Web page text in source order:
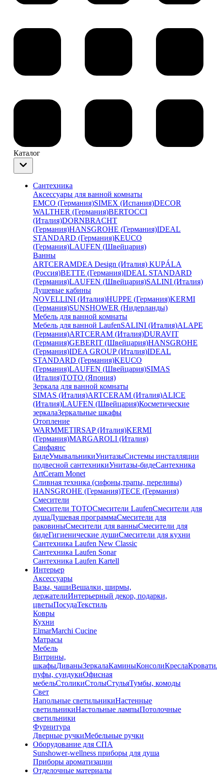
Каталог
Сантехника
Аксессуары для ванной комнаты
EMCO (Германия)SIMEX (Испания)DECOR
WALTHER (Германия)BERTOCCI
(Италия)DORNBRACHT
(Германия)HANSGROHE (Германия)IDEAL
STANDARD (Германия)KEUCO
(Германия)LAUFEN (Швейцария)
Ванны
ARTCERAMDEA Design (Италия) KUPÁLA
(Россия)BETTE (Германия)IDEAL STANDARD
(Германия)LAUFEN (Швейцария)SALINI (Италия)
Душевые кабины
NOVELLINI (Италия)HUPPE (Германия)KERMI
(Германия)SUNSHOWER (Нидерланды)
Мебель для ванной комнаты
Мебель для ванной LaufenSALINI (Италия)ALAPE
(Германия)ARTCERAM (Италия)DURAVIT
(Германия)GEBERIT (Швейцария)HANSGROHE
(Германия)IDEA GROUP (Италия)IDEAL
STANDARD (Германия)KEUCO
(Германия)LAUFEN (Швейцария)SIMAS
(Италия)TOTO (Япония)
Зеркала для ванной комнаты
SIMAS (Италия)ARTCERAM (Италия)ALICE
(Италия)LAUFEN (Швейцария)Косметические
зеркалаЗеркальные шкафы
Отопление
WARMMETIRSAP (Италия)KERMI
(Германия)MARGAROLI (Италия)
Санфаянс
БидеУмывальникиУнитазыСистемы инсталляции
подвесной сантехникиУнитазы-бидеСантехника
ArtCeram Monet
Сливная техника (сифоны,трапы, переливы)
HANSGROHE (Германия)TECE (Германия)
Смесители
Смесители TOTOСмесители LaufenСмесители для
душаДушевая программаСмесители для
раковиныСмесители для ванныСмесители для
бидеГигиенические душиСмесители для кухни
Сантехника Laufen New Classic
Сантехника Laufen Sonar
Сантехника Laufen Kartell
Интерьер
Аксессуары
Вазы, чашиВешалки, ширмы,
держателиИнтерьерный декор, подарки,
цветыПосудаТекстиль
Ковры
Кухни
ElmarMarchi Cucine
Матрасы
Мебель
Витрины,
шкафыДиваныЗеркалаКаминыКонсолиКреслаКровати
пуфы, сундукиОфисная
мебельСтоликиСтолыСтульяТумбы, комоды
Свет
Напольные светильникиНастенные
светильникиНастольные лампыПотолочные
светильники
Фурнитура
Дверные ручкиМебельные ручки
Оборудование для СПА
Sunshower-wellness приборы для душа
Приборы ароматизации
Отделочные материалы